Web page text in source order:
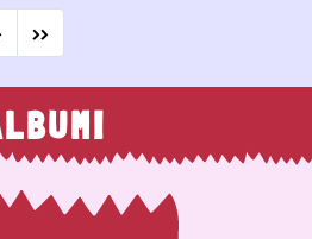
Next page
››